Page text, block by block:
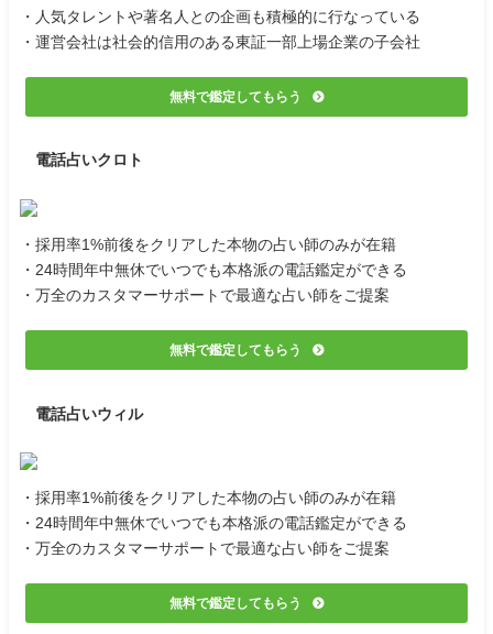
・人気タレントや著名人との企画も積極的に行なっている
・運営会社は社会的信用のある東証一部上場企業の子会社
無料で鑑定してもらう
電話占いクロト
・採用率1%前後をクリアした本物の占い師のみが在籍
・24時間年中無休でいつでも本格派の電話鑑定ができる
・万全のカスタマーサポートで最適な占い師をご提案
無料で鑑定してもらう
電話占いウィル
・採用率1%前後をクリアした本物の占い師のみが在籍
・24時間年中無休でいつでも本格派の電話鑑定ができる
・万全のカスタマーサポートで最適な占い師をご提案
無料で鑑定してもらう